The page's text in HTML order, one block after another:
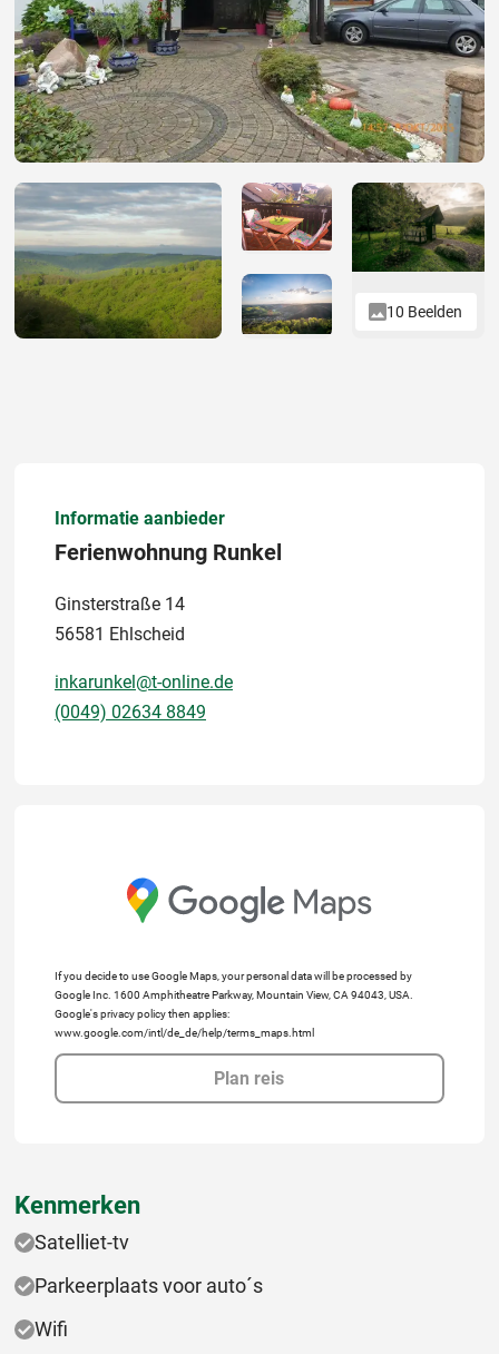
10 Beelden
Informatie aanbieder
Ferienwohnung Runkel
Ginsterstraße 14
56581 Ehlscheid
inkarunkel@t-online.de
(0049) 02634 8849
If you decide to use Google Maps, your personal data will be processed by
Google Inc. 1600 Amphitheatre Parkway, Mountain View, CA 94043, USA.
Google's privacy policy then applies:
www.google.com/intl/de_de/help/terms_maps.html
Plan reis
Kenmerken
Satelliet-tv
Parkeerplaats voor auto´s
Wifi